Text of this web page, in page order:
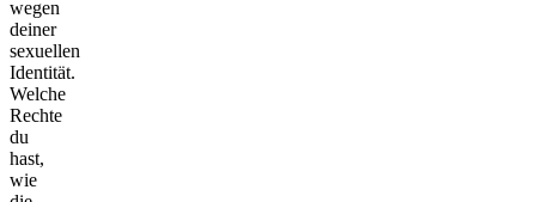
wegen
deiner
sexuellen
Identität.
Welche
Rechte
du
hast,
wie